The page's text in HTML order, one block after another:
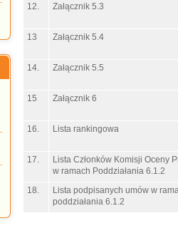
12. Załącznik 5.3
13 Załącznik 5.4
14. Załącznik 5.5
15 Załącznik 6
16. Lista rankingowa
17.
Lista Członków Komisji Oceny
w ramach Poddziałania 6.1.2
18.
Lista podpisanych umów w
poddziałania 6.1.2